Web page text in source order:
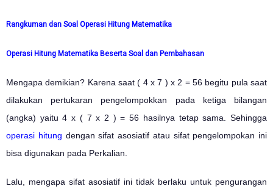
Rangkuman dan Soal Operasi Hitung Matematika
Operasi Hitung Matematika Beserta Soal dan Pembahasan
Mengapa demikian? Karena saat ( 4 x 7 ) x 2 = 56 begitu pula saat
dilakukan pertukaran pengelompokkan pada ketiga bilangan
(angka) yaitu 4 x ( 7 x 2 ) = 56 hasilnya tetap sama. Sehingga
operasi hitung dengan sifat asosiatif atau sifat pengelompokan ini
bisa digunakan pada Perkalian.
Lalu, mengapa sifat asosiatif ini tidak berlaku untuk pengurangan